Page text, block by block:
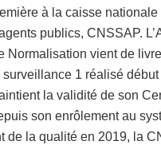
à la caisse
publics, CNSSAP.
Normalisation vient de
1 réalisé
la validité de son
son enrôlement au
de la qualité en 2019, la